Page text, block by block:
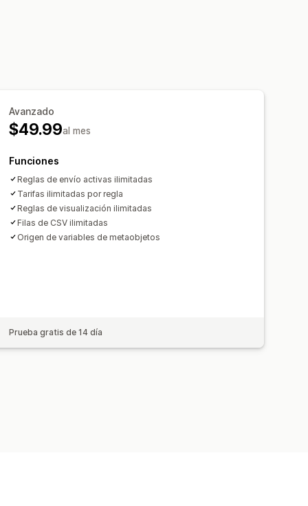
Avanzado
$49.99al mes
Funciones
Reglas de envío activas ilimitadas
Tarifas ilimitadas por regla
Reglas de visualización ilimitadas
Filas de CSV ilimitadas
Origen de variables de metaobjetos
Prueba gratis de 14 día